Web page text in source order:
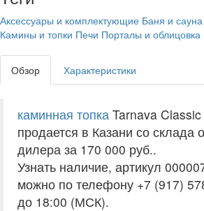
Аксессуары и комплектующие Баня и сауна
Камины и топки Печи Порталы и облицовка
Обзор Характеристики
каминная топка Tarnava
продается в Казани со склада
дилера за 170 000 руб..
Узнать наличие, артикул
можно по телефону +7 (917)
до 18:00 (МСК).